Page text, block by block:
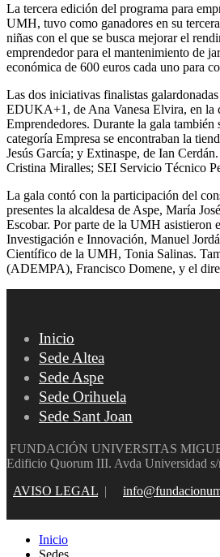
La tercera edición del programa para
UMH, tuvo como ganadores en su
niñas con el que se busca mejorar el
emprendedor para el mantenimiento de
económica de 600 euros cada uno para
Las dos iniciativas finalistas
EDUKA+1, de Ana Vanesa Elvira, en la
Emprendedores. Durante la gala también
categoría Empresa se encontraban la
Jesús García; y Extinaspe, de Ian
Cristina Miralles; SEI Servicio Técnico
La gala contó con la participación del
presentes la alcaldesa de Aspe, María
Escobar. Por parte de la UMH asistieron
Investigación e Innovación, Manuel
Científico de la UMH, Tonia Salinas.
(ADEMPA), Francisco Domene, y el
Inicio
Sede Altea
Sede Aspe
Sede Orihuela
Sede Sant Joan
FUNDACIÓN UNIVERSITAS
Edificio Quorum III. Avda Universidad
AVISO LEGAL |
Inicio